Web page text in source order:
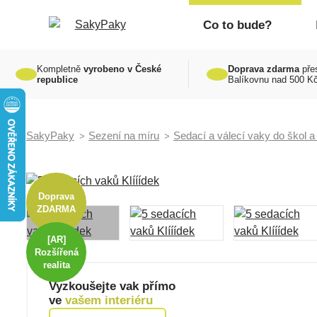
Co to bude?
Kompletně vyrobeno v České
republice
Doprava zdarma
Balíkovnu nad 500 Kč
SakyPaky Sezení na míru Sedací a válecí vaky do škol
Doprava
ZDARMA
[AR]
Rozšířená
realita
Vyzkoušejte vak přímo
ve vašem interiéru